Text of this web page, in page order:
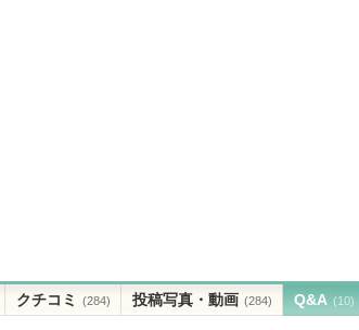
クチコミ (284) 投稿写真・動画 (284) Q&A (10)